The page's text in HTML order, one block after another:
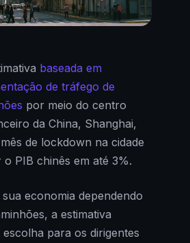
baseada em
de tráfego de
por meio do centro
da China, Shanghai,
de lockdown na cidade
PIB chinês em até 3%.
economia dependendo
a estimativa
para os dirigentes